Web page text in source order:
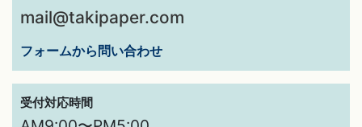
mail@takipaper.com
フォームから問い合わせ
受付対応時間